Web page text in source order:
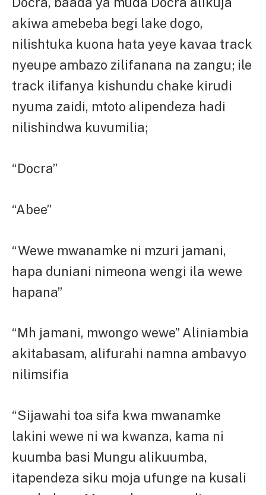
akiwa amebeba begi lake dogo,
nilishtuka kuona hata yeye kavaa track
nyeupe ambazo zilifanana na zangu; ile
track ilifanya kishundu chake kirudi
nyuma zaidi, mtoto alipendeza hadi
nilishindwa kuvumilia;
“Docra”
“Abee”
“Wewe mwanamke ni mzuri jamani,
hapa duniani nimeona wengi ila wewe
hapana”
“Mh jamani, mwongo wewe” Aliniambia
akitabasam, alifurahi namna ambavyo
nilimsifia
“Sijawahi toa sifa kwa mwanamke
lakini wewe ni wa kwanza, kama ni
kuumba basi Mungu alikuumba,
itapendeza siku moja ufunge na kusali